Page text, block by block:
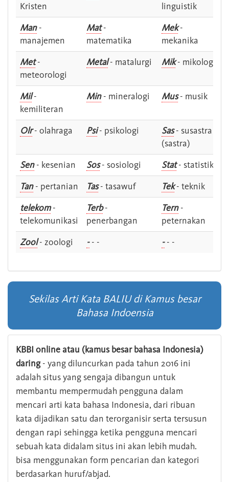
Kristen
linguistik
Man-
manajemen
Mat-
matematika
Mek-
mekanika
Met-
meteorologi
Metal- matalurgi Mik- mikologi
Mil-
kemiliteran
Min- mineralogi Mus- musik
Olr- olahraga Psi- psikologi Sas- susastra -
(sastra)
Sen- kesenian Sos- sosiologi Stat- statistik
Tan- pertanian Tas- tasawuf Tek- teknik
telekom-
telekomunikasi
Terb-
penerbangan
Tern-
peternakan
Zool- zoologi -- - -- -
Sekilas Arti Kata BALIU di Kamus besar
Bahasa Indoensia
KBBI online atau (kamus besar bahasa Indonesia)
daring- yang diluncurkan pada tahun 2016 ini
adalah situs yang sengaja dibangun untuk
membantu mempermudah pengguna dalam
mencari arti kata bahasa Indonesia, dari ribuan
kata dijadikan satu dan terorganisir serta tersusun
dengan rapi sehingga ketika pengguna mencari
sebuah kata didalam situs ini akan lebih mudah.
bisa menggunakan form pencarian dan kategori
berdasarkan huruf/abjad.